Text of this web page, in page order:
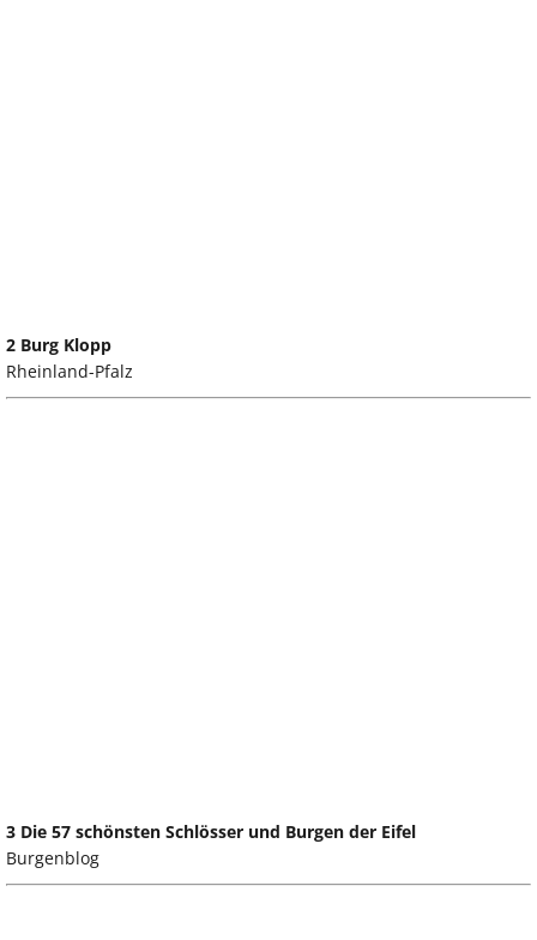
2 Burg Klopp
Rheinland-Pfalz
3 Die 57 schönsten Schlösser und Burgen der Eifel
Burgenblog